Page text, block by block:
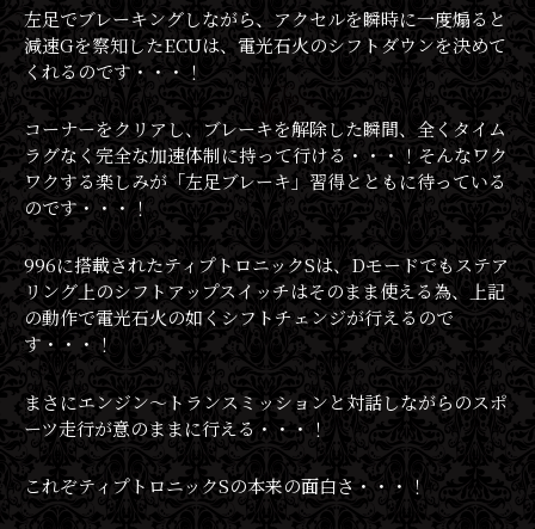
左足でブレーキングしながら、アクセルを瞬時に一度煽ると
減速Gを察知したECUは、電光石火のシフトダウンを決めて
くれるのです・・・！
コーナーをクリアし、ブレーキを解除した瞬間、全くタイム
ラグなく完全な加速体制に持って行ける・・・！そんなワク
ワクする楽しみが「左足ブレーキ」習得とともに待っている
のです・・・！
996に搭載されたティプトロニックSは、Dモードでもステア
リング上のシフトアップスイッチはそのまま使える為、上記
の動作で電光石火の如くシフトチェンジが行えるので
す・・・！
まさにエンジン〜トランスミッションと対話しながらのスポ
ーツ走行が意のままに行える・・・！
これぞティプトロニックSの本来の面白さ・・・！